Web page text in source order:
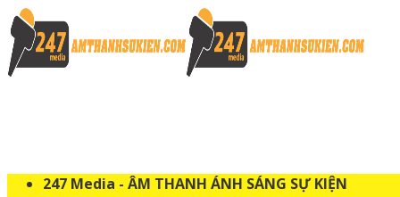
Skip
to
content
247 Media - ÂM THANH ÁNH SÁNG SỰ KIỆN